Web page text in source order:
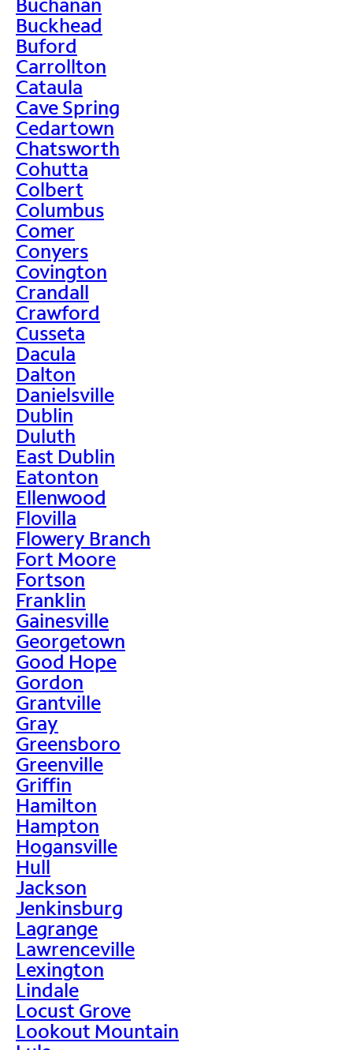
Buckhead
Buford
Carrollton
Cataula
Cave Spring
Cedartown
Chatsworth
Cohutta
Colbert
Columbus
Comer
Conyers
Covington
Crandall
Crawford
Cusseta
Dacula
Dalton
Danielsville
Dublin
Duluth
East Dublin
Eatonton
Ellenwood
Flovilla
Flowery Branch
Fort Moore
Fortson
Franklin
Gainesville
Georgetown
Good Hope
Gordon
Grantville
Gray
Greensboro
Greenville
Griffin
Hamilton
Hampton
Hogansville
Hull
Jackson
Jenkinsburg
Lagrange
Lawrenceville
Lexington
Lindale
Locust Grove
Lookout Mountain